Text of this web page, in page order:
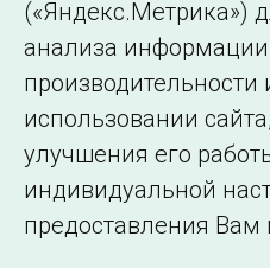
← Все публикации
Подписаться на
©2005–2026 АО «СО ЕЭС»
(«Яндекс.Метрика»)
анализа
производительности
использовании
улучшения его
индивидуальной
предоставления